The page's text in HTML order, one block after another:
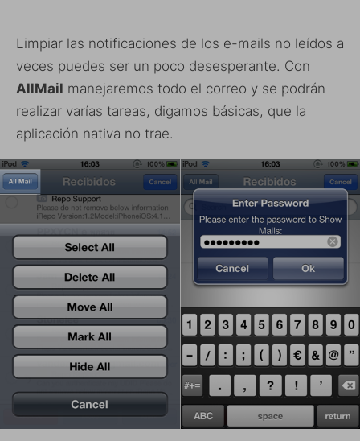
Limpiar las notificaciones de los e-mails no leídos a
veces puedes ser un poco desesperante. Con
AllMail manejaremos todo el correo y se podrán
realizar varías tareas, digamos básicas, que la
aplicación nativa no trae.